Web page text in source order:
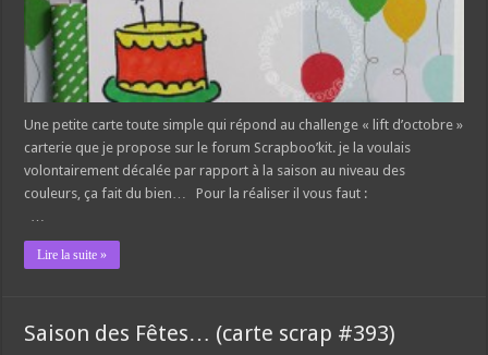
Une petite carte toute simple qui répond au challenge « lift d’octobre »
carterie que je propose sur le forum Scrapboo’kit. je la voulais
volontairement décalée par rapport à la saison au niveau des
couleurs, ça fait du bien… Pour la réaliser il vous faut :
Lire la suite »
Saison des Fêtes… (carte scrap #393)